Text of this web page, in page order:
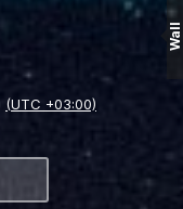
(UTC +03:00)
Wall